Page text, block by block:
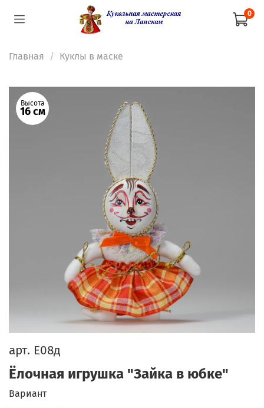
0
Главная Куклы в маске
Высота
16 см
арт. Е08д
Ёлочная игрушка "Зайка в юбке"
Вариант